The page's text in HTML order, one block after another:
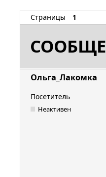
Страницы 1
Ольга_Лакомка
Посетитель
Неактивен